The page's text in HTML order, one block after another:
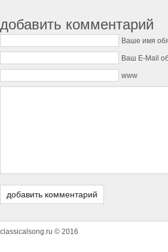
добавить комментарий
Ваше имя
Ваш E-Mail
www
classicalsong.ru © 2016